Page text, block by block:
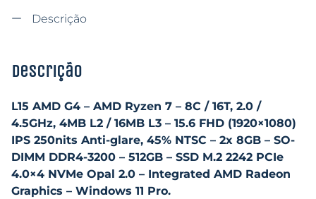
Descrição
Descrição
L15 AMD G4 – AMD Ryzen 7 – 8C / 16T, 2.0 /
4.5GHz, 4MB L2 / 16MB L3 – 15.6 FHD (1920×1080)
IPS 250nits Anti-glare, 45% NTSC – 2x 8GB – SO-
DIMM DDR4-3200 – 512GB – SSD M.2 2242 PCIe
4.0×4 NVMe Opal 2.0 – Integrated AMD Radeon
Graphics – Windows 11 Pro.